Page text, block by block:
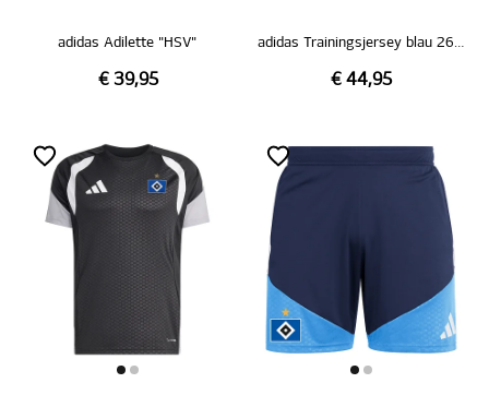
adidas Adilette "HSV"
€ 39,95
adidas Trainingsjersey blau 26/27
€ 44,95